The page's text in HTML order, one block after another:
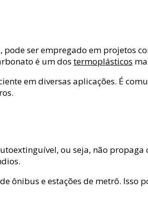
ser empregado em projetos
é um dos termoplásticos
em diversas aplicações. É
ou seja, não propaga
ônibus e estações de metrô. Isso